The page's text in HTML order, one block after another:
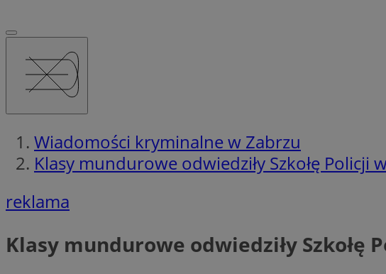
Wiadomości kryminalne w Zabrzu
Klasy mundurowe odwiedziły Szkołę Policji
reklama
Klasy mundurowe odwiedziły Szkołę